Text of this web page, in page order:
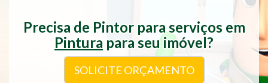
Precisa de Pintor para serviços em
Pintura para seu imóvel?
SOLICITE ORÇAMENTO